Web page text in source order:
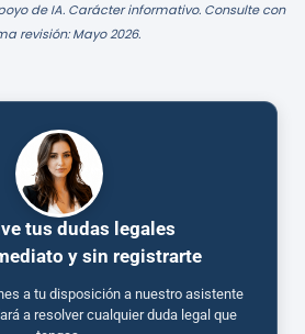
de IA. Carácter informativo. Consulte con
revisión: Mayo 2026.
tus dudas legales
y sin registrarte
a tu disposición a nuestro asistente
a resolver cualquier duda legal que